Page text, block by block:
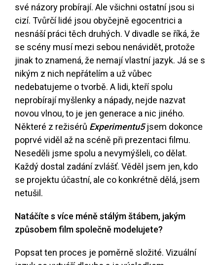
své názory probírají. Ale všichni ostatní jsou si
cizí. Tvůrčí lidé jsou obyčejně egocentrici a
nesnáší práci těch druhých. V divadle se říká, že
se scény musí mezi sebou nenávidět, protože
jinak to znamená, že nemají vlastní jazyk. Já se s
nikým z nich nepřátelím a už vůbec
nedebatujeme o tvorbě. A lidi, kteří spolu
neprobírají myšlenky a nápady, nejde nazvat
novou vlnou, to je jen generace a nic jiného.
Některé z režisérů Experimentu5jsem dokonce
poprvé viděl až na scéně při prezentaci filmu.
Neseděli jsme spolu a nevymýšleli, co dělat.
Každý dostal zadání zvlášť. Věděl jsem jen, kdo
se projektu účastní, ale co konkrétně dělá, jsem
netušil.
Natáčíte s více méně stálým štábem, jakým
způsobem film společně modelujete?
Popsat ten proces je poměrně složité. Vizuální